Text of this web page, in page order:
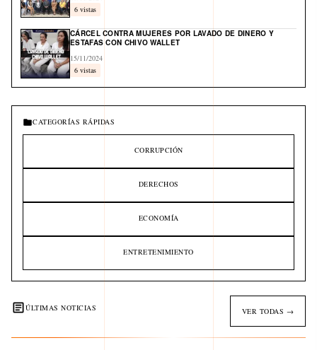
6 vistas
CÁRCEL CONTRA MUJERES POR LAVADO DE DINERO Y
ESTAFAS CON CHIVO WALLET
15/11/2024
6 vistas
CATEGORÍAS RÁPIDAS
CORRUPCIÓN
DERECHOS
ECONOMÍA
ENTRETENIMIENTO
ÚLTIMAS NOTICIAS VER TODAS →